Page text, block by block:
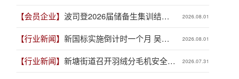
【会员企业】 波司登2026届储备生集训结
营，青春力量赋能品牌新程
2026.08.01
【行业新闻】 新国标实施倒计时一个月 吴川
羽绒企业集体“抢跑”新规
2026.08.01
【行业新闻】 新塘街道召开羽绒分毛机安全生
产专项整治推进会
2026.07.31